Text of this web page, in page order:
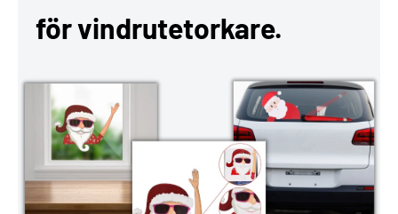
för vindrutetorkare.